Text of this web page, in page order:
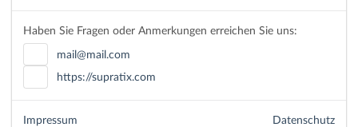
Haben Sie Fragen oder Anmerkungen erreichen Sie uns:
mail@mail.com
https://supratix.com
Datenschutz
Impressum